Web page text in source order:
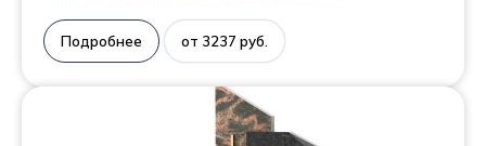
Подробнее от 3237 руб.